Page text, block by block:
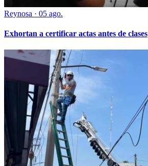
Reynosa · 05 ago.
Exhortan a certificar actas antes de clases